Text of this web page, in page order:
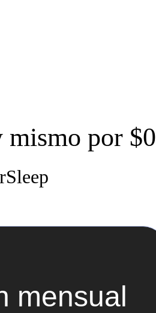
por $0
mensual